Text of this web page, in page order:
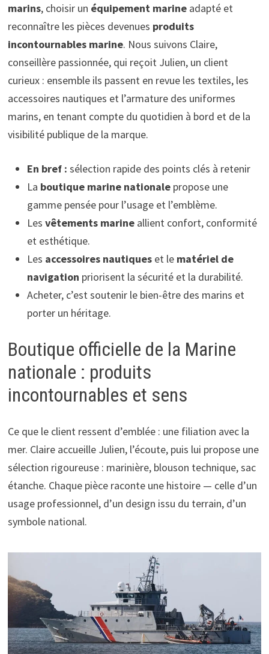
marins, choisir un équipement marineadapté et
reconnaître les pièces devenues produits
incontournables marine. Nous suivons Claire,
conseillère passionnée, qui reçoit Julien, un client
curieux : ensemble ils passent en revue les textiles, les
accessoires nautiques et l’armature des uniformes
marins, en tenant compte du quotidien à bord et de la
visibilité publique de la marque.
En bref : sélection rapide des points clés à retenir
La boutique marine nationalepropose une
gamme pensée pour l’usage et l’emblème.
Les vêtements marineallient confort, conformité
et esthétique.
Les accessoires nautiqueset le matériel de
navigation priorisent la sécurité et la durabilité.
Acheter, c’est soutenir le bien-être des marins et
porter un héritage.
Boutique officielle de la Marine
nationale : produits
incontournables et sens
Ce que le client ressent d’emblée : une filiation avec la
mer. Claire accueille Julien, l’écoute, puis lui propose une
sélection rigoureuse : marinière, blouson technique, sac
étanche. Chaque pièce raconte une histoire — celle d’un
usage professionnel, d’un design issu du terrain, d’un
symbole national.